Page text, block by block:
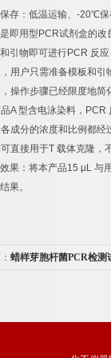
存：低温运输、 -20℃
即用型 PCR试剂盒的改
引物即可进行PCR 反
用户只需准备模板和引
操作步骤已经限度地简
A型含电泳染料， PCR
成分的浓度和比例都
直接用于T 载体克隆，
果：将本产品15 μL 与
果。
蜡样芽胞杆菌PCR检测